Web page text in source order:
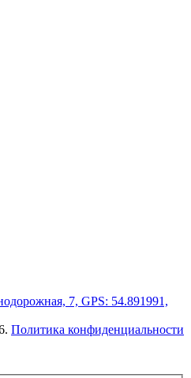
7, GPS: 54.891991,
Политика конфиденциальности